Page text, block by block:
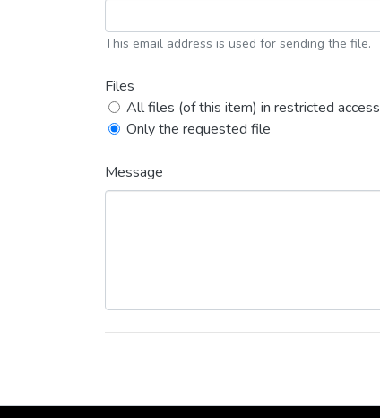
This email address is used for sending the file.
Files
All files (of this item) in restricted access
Only the requested file
Message